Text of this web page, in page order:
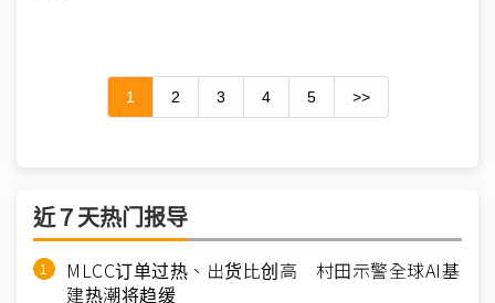
1 2 3 4 5 >>
近７天热门报导
MLCC订单过热、出货比创高 村田示警全球AI基
建热潮将趋缓